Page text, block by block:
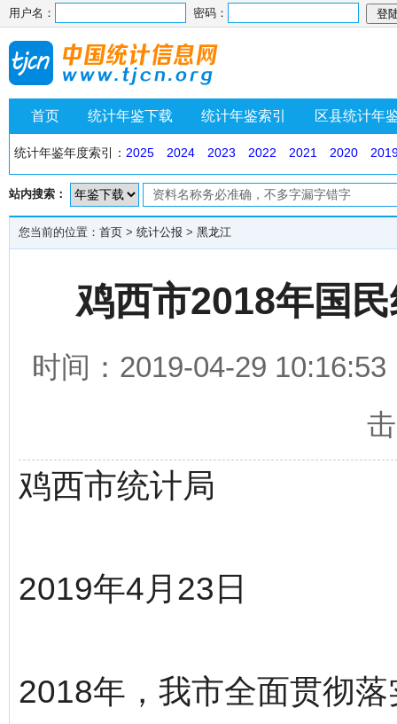
用户名： 密码：
首页 统计年鉴下载 统计年鉴索引 区县统计年
统计年鉴年度索引： 2025 2024 2023 2022 2021 2020
站内搜索：
您当前的位置： 首页 > 统计公报 > 黑龙江
鸡西市2018年国
时间：2019-04-29
鸡西市统计局
2019年4月23日
2018年，我市全面贯彻